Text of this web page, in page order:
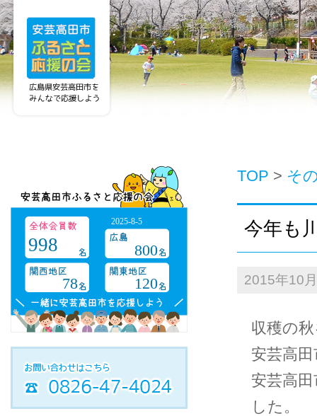
2025-8-5
998
800
78
120
TOP > そ
今年も
2015年10
収穫の
安芸高
安芸高
した。